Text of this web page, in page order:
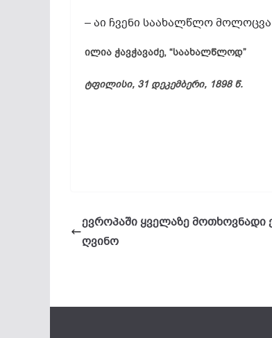
– აი ჩვენი საახალწლო
ილია ჭავჭავაძე, “საახალწლოდ”
ტფილისი, 31 დეკემბერი, 1898 წ.
ევროპაში ყველაზე
ღვინო